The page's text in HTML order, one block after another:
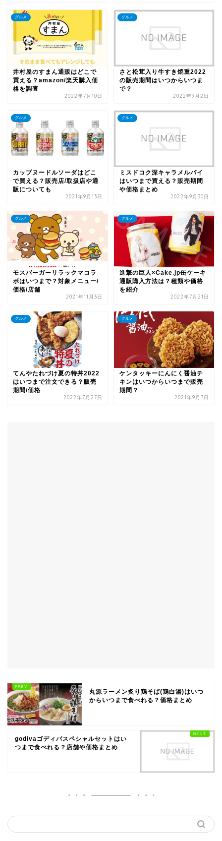
グルメ
井村屋のすまん通販はどこで
買える？amazon/楽天購入価
格を調査
2022年7月10日
グルメ
さと松茸入り牛すき焼重2022
の販売期間はいつからいつま
で？
2022年9月2日
グルメ
カップヌードルソーダはどこ
で買える？販売店/取扱店や通
販についても
2021年9月13日
グルメ
ミスドコク深キャラメルパイ
はいつまで買える？販売期間
や価格まとめ
2022年9月30日
グルメ
モスバーガーリラックマコラ
ボはいつまで？対象メニュー/
価格/店舗
2021年11月3日
グルメ
進撃の巨人×Cake.jp缶ケーキ
通販購入方法は？種類や価格
を紹介
2022年7月21日
グルメ
てんやたれづけ夏の特丼2022
はいつまで注文できる？販売
期間/価格
2022年7月27日
グルメ
ケンタッキーにんにく醤油チ
キンはいつからいつまで販売
期間？
2021年9月7日
丸源ラーメン炙り鶏そば(鶏白湯)はいつ
からいつまで食べれる？価格まとめ
godivaゴディバスペシャルセットはい
つまで食べれる？店舗や価格まとめ